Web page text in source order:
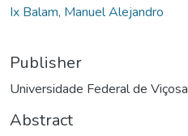
Ix Balam, Manuel Alejandro
Publisher
Universidade Federal de Viçosa
Abstract